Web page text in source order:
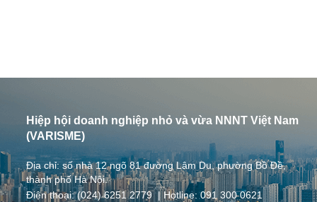
Hiệp hội doanh nghiệp nhỏ và vừa NNNT Việt Nam
(VARISME)
Địa chỉ: số nhà 12 ngõ 81 đường Lâm Du, phường Bồ Đề,
thành phố Hà Nội.
Điện thoại: (024) 6251 2779 | Hotline: 091 300 0621